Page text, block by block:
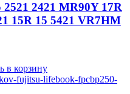
2421 MR90Y 17R
15R 15 5421 VR7HM
в корзину